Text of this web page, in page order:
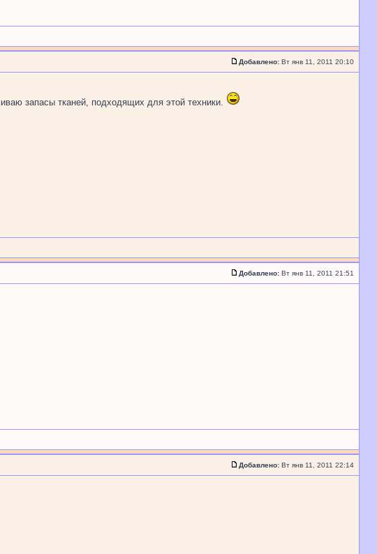
Добавлено: Вт янв 11, 2011 20:10
запасы тканей, подходящих для этой техники.
Добавлено: Вт янв 11, 2011 21:51
Добавлено: Вт янв 11, 2011 22:14